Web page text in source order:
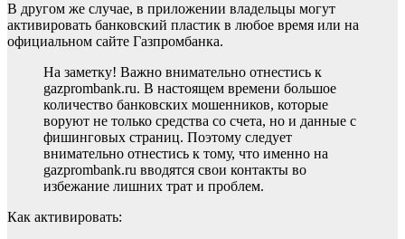
В другом же случае, в приложении владельцы могут
активировать банковский пластик в любое время или на
официальном сайте Газпромбанка.
На заметку! Важно внимательно отнестись к
gazprombank.ru. В настоящем времени большое
количество банковских мошенников, которые
воруют не только средства со счета, но и данные с
фишинговых страниц. Поэтому следует
внимательно отнестись к тому, что именно на
gazprombank.ru вводятся свои контакты во
избежание лишних трат и проблем.
Как активировать: